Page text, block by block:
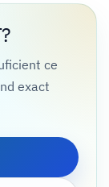
ce
exact